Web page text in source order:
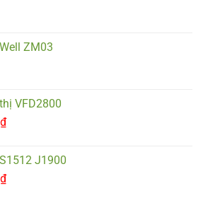
ZM03
VFD2800
₫
J1900
₫